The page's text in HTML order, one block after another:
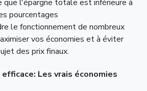
que l'épargne totale est inférieure à
pourcentages
le fonctionnement de nombreux
vos économies et à éviter
des prix finaux.
Les vrais économies